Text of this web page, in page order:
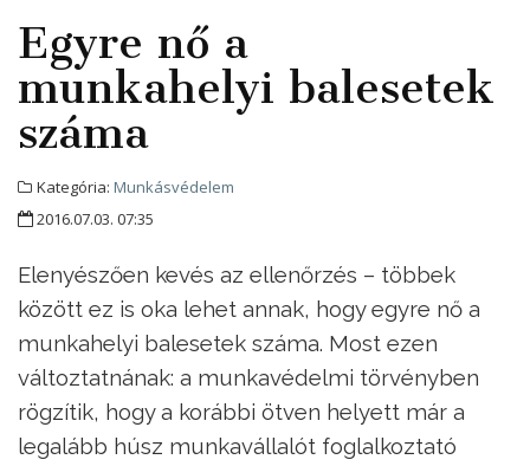
Egyre nő a
munkahelyi balesetek
száma
Kategória: Munkásvédelem
2016.07.03. 07:35
Elenyészően kevés az ellenőrzés – többek
között ez is oka lehet annak, hogy egyre nő a
munkahelyi balesetek száma. Most ezen
változtatnának: a munkavédelmi törvényben
rögzítik, hogy a korábbi ötven helyett már a
legalább húsz munkavállalót foglalkoztató